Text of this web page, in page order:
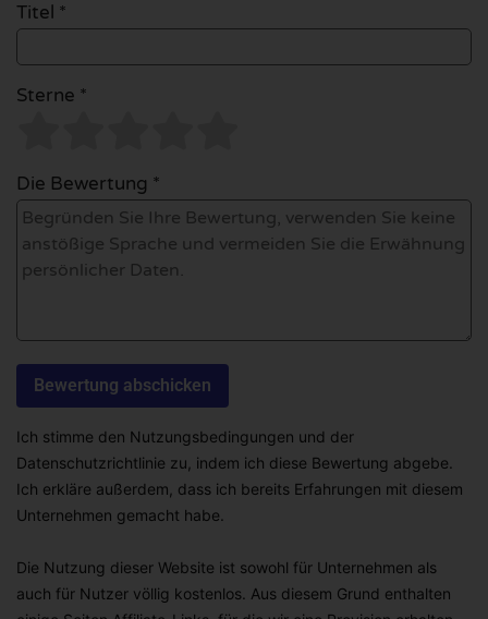
Titel *
Sterne *
Die Bewertung *
Ich stimme den Nutzungsbedingungen und der
Datenschutzrichtlinie zu, indem ich diese Bewertung abgebe.
Ich erkläre außerdem, dass ich bereits Erfahrungen mit diesem
Unternehmen gemacht habe.
Die Nutzung dieser Website ist sowohl für Unternehmen als
auch für Nutzer völlig kostenlos. Aus diesem Grund enthalten